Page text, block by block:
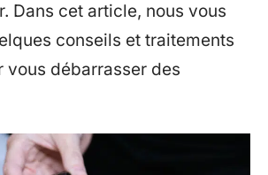
Dans cet article, nous vous
conseils et traitements
vous débarrasser des